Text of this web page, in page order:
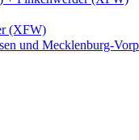
(XFW)
und Mecklenburg-